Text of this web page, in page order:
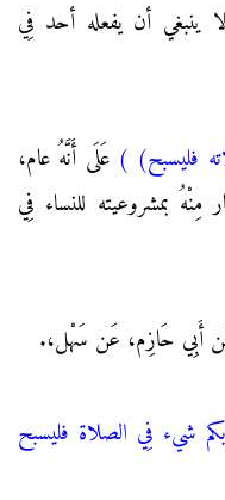
ينبغي أن يفعله أحد فِي
فليسبح) ) عَلَى أَنَّهُ عام،
بمشروعيته للنساء فِي
أَبِي حَازِم، عَن سَهْل،.
شيء فِي الصلاة فليسبح